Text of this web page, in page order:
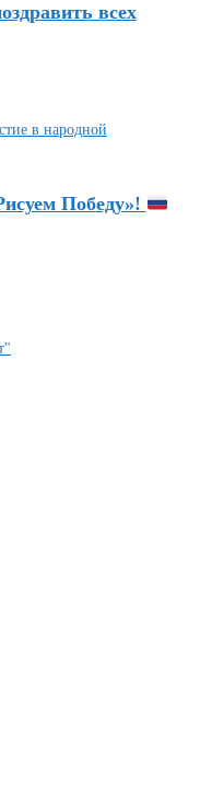
всех
Победу»!